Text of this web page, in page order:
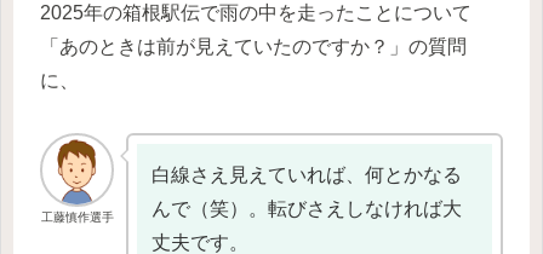
2025年の箱根駅伝で雨の中を走ったことについて
「あのときは前が見えていたのですか？」の質問
に、
工藤慎作選手
白線さえ見えていれば、何とかなる
んで（笑）。転びさえしなければ大
丈夫です。